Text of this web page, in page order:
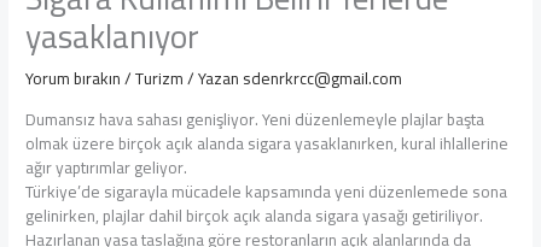
yasaklanıyor
Yorum bırakın/Turizm/ Yazansdenrkrcc@gmail.com
Dumansız hava sahası genişliyor. Yeni düzenlemeyle plajlar başta
olmak üzere birçok açık alanda sigara yasaklanırken, kural ihlallerine
ağır yaptırımlar geliyor.
Türkiye’de sigarayla mücadele kapsamında yeni düzenlemede sona
gelinirken, plajlar dahil birçok açık alanda sigara yasağı getiriliyor.
Hazırlanan yasa taslağına göre restoranların açık alanlarında da